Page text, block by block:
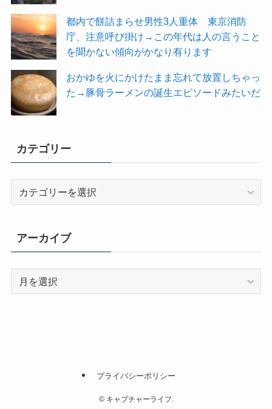
都内で餅詰まらせ男性3人重体 東京消防
庁、注意呼び掛け→この年代は人の言うこと
を聞かない傾向がかなり有ります
おかゆを火にかけたまま忘れて放置しちゃっ
た→豚骨ラーメンの誕生エピソードみたいだ
カテゴリー
ー
アーカイブ
プライバシーポリシー
©キャプチャーライフ.